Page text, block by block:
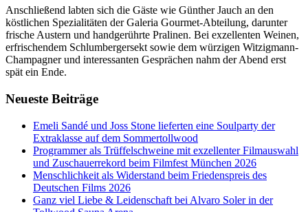
Anschließend labten sich die Gäste wie Günther Jauch an den
köstlichen Spezialitäten der Galeria Gourmet-Abteilung, darunter
frische Austern und handgerührte Pralinen. Bei exzellenten Weinen,
erfrischendem Schlumbergersekt sowie dem würzigen Witzigmann-
Champagner und interessanten Gesprächen nahm der Abend erst
spät ein Ende.
Neueste Beiträge
Emeli Sandé und Joss Stone lieferten eine Soulparty der
Extraklasse auf dem Sommertollwood
Programmer als Trüffelschweine mit exzellenter Filmauswahl
und Zuschauerrekord beim Filmfest München 2026
Menschlichkeit als Widerstand beim Friedenspreis des
Deutschen Films 2026
Ganz viel Liebe & Leidenschaft bei Alvaro Soler in der